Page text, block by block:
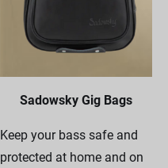
Sadowsky Gig Bags
Keep your bass safe and
protected at home and on